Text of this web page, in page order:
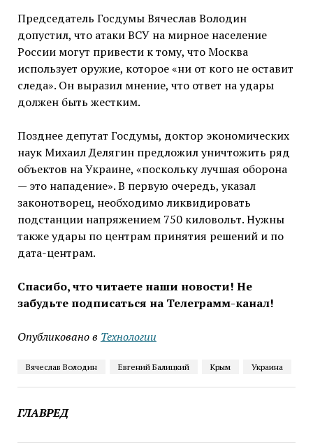
Председатель Госдумы Вячеслав Володин
допустил, что атаки ВСУ на мирное население
России могут привести к тому, что Москва
использует оружие, которое «ни от кого не оставит
следа». Он выразил мнение, что ответ на удары
должен быть жестким.
Позднее депутат Госдумы, доктор экономических
наук Михаил Делягин предложил уничтожить ряд
объектов на Украине, «поскольку лучшая оборона
— это нападение». В первую очередь, указал
законотворец, необходимо ликвидировать
подстанции напряжением 750 киловольт. Нужны
также удары по центрам принятия решений и по
дата-центрам.
Спасибо, что читаете наши новости! Не
забудьте подписаться на Телеграмм-канал!
Опубликовано в Технологии
Вячеслав Володин Евгений Балицкий Крым Украина
ГЛАВРЕД